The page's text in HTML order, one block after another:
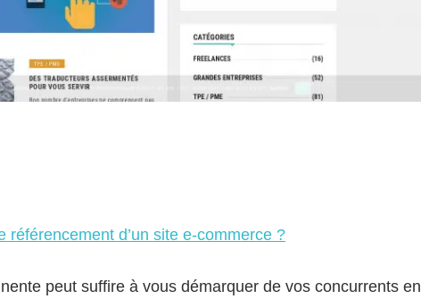
référencement d’un site e-commerce ?
peut suffire à vous démarquer de vos concurrents en